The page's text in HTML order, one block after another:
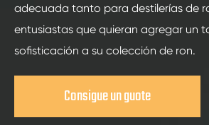
adecuada tanto para destilerías de
entusiastas que quieran agregar un
sofisticación a su colección de ron.
Consigue un guote